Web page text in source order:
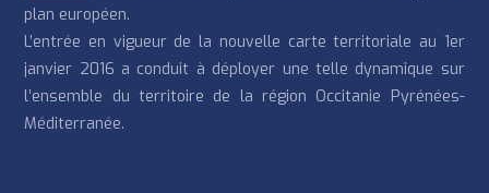
plan européen.
L’entrée en vigueur de la nouvelle carte territoriale au 1er
janvier 2016 a conduit à déployer une telle dynamique sur
l’ensemble du territoire de la région Occitanie Pyrénées-
Méditerranée.